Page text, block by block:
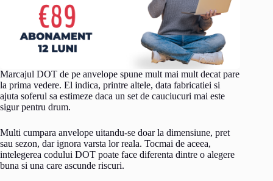
Marcajul DOT de pe anvelope spune mult mai mult decat pare
la prima vedere. El indica, printre altele, data fabricatiei si
ajuta soferul sa estimeze daca un set de cauciucuri mai este
sigur pentru drum.
Multi cumpara anvelope uitandu-se doar la dimensiune, pret
sau sezon, dar ignora varsta lor reala. Tocmai de aceea,
intelegerea codului DOT poate face diferenta dintre o alegere
buna si una care ascunde riscuri.